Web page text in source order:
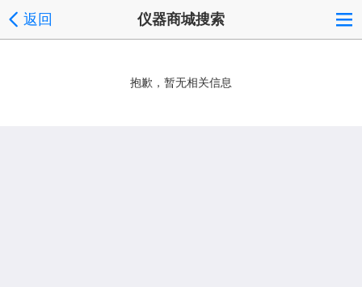
返回 仪器商城搜索
抱歉，暂无相关信息